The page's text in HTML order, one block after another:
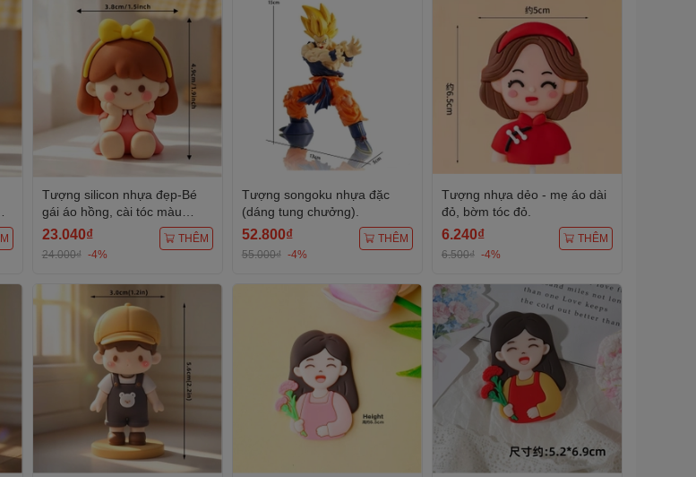
Tượng silicon nhựa đẹp-Bé
gái áo hồng, cài tóc màu
vàng.
23.040₫
24.000₫ -4%
THÊM
Tượng songoku nhựa đặc
(dáng tung chưởng).
52.800₫
55.000₫ -4%
THÊM
Tượng nhựa dẻo - mẹ áo dài
đỏ, bờm tóc đỏ.
6.240₫
6.500₫ -4%
THÊM